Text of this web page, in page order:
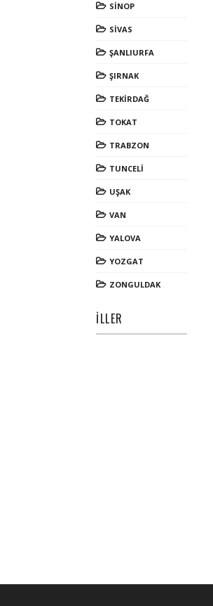
SİNOP
SİVAS
ŞANLIURFA
ŞIRNAK
TEKİRDAĞ
TOKAT
TRABZON
TUNCELİ
UŞAK
VAN
YALOVA
YOZGAT
ZONGULDAK
İLLER